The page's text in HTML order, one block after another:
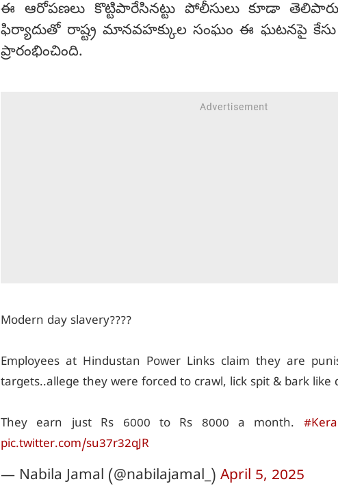
ఈ ఆరోపణలు కొట్టిపారేసినట్టు పోలీసులు కూడా
ఫిర్యాదుతో రాష్ట్ర మానవహక్కుల సంఘం ఈ ఘటనపై కేసు
ప్రారంభించింది.
Modern day slavery????
Employees at Hindustan Power Links claim they are
targets..allege they were forced to crawl, lick spit & bark like
They earn just Rs 6000 to Rs 8000 a month.
pic.twitter.com/su37r32qJR
— Nabila Jamal (@nabilajamal_) April 5, 2025